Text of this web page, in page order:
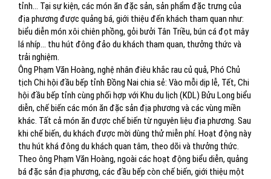
tỉnh… Tại sự kiện, các món ăn đặc sản, sản phẩm đặc trưng của
địa phương được quảng bá, giới thiệu đến khách tham quan như:
biểu diễn món xôi chiên phồng, gỏi bưởi Tân Triều, bún cá đọt mây
lá nhíp… thu hút đông đảo du khách tham quan, thưởng thức và
trải nghiệm.
Ông Phạm Văn Hoàng, nghệ nhân điêu khắc rau củ quả, Phó Chủ
tịch Chi hội đầu bếp tỉnh Đồng Nai chia sẻ: Vào mỗi dịp lễ, Tết, Chi
hội đầu bếp tỉnh cùng phối hợp với Khu du lịch (KDL) Bửu Long biểu
diễn, chế biến các món ăn đặc sản địa phương và các vùng miền
khác. Tất cả món ăn được chế biến từ nguyên liệu địa phương. Sau
khi chế biến, du khách được mời dùng thử miễn phí. Hoạt động này
thu hút khá đông du khách quan tâm, theo dõi và thưởng thức.
Theo ông Phạm Văn Hoàng, ngoài các hoạt động biểu diễn, quảng
bá đặc sản địa phương, các đầu bếp còn chế biến, giới thiệu một